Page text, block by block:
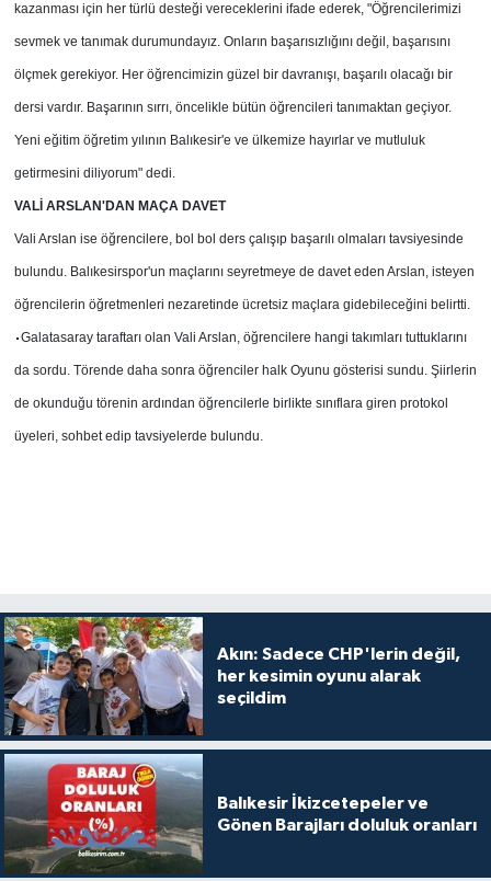
kazanması için her türlü desteği vereceklerini ifade ederek, "Öğrencilerimizi
sevmek ve tanımak durumundayız. Onların başarısızlığını değil, başarısını
ölçmek gerekiyor. Her öğrencimizin güzel bir davranışı, başarılı olacağı bir
dersi vardır. Başarının sırrı, öncelikle bütün öğrencileri tanımaktan geçiyor.
Yeni eğitim öğretim yılının Balıkesir'e ve ülkemize hayırlar ve mutluluk
getirmesini diliyorum" dedi.
VALİ ARSLAN'DAN MAÇA DAVET
Vali Arslan ise öğrencilere, bol bol ders çalışıp başarılı olmaları tavsiyesinde
bulundu. Balıkesirspor'un maçlarını seyretmeye de davet eden Arslan, isteyen
öğrencilerin öğretmenleri nezaretinde ücretsiz maçlara gidebileceğini belirtti.
Galatasaray taraftarı olan Vali Arslan, öğrencilere hangi takımları tuttuklarını
da sordu. Törende daha sonra öğrenciler halk Oyunu gösterisi sundu. Şiirlerin
de okunduğu törenin ardından öğrencilerle birlikte sınıflara giren protokol
üyeleri, sohbet edip tavsiyelerde bulundu.
Akın: Sadece CHP'lerin değil,
her kesimin oyunu alarak
seçildim
Balıkesir İkizcetepeler ve
Gönen Barajları doluluk oranları